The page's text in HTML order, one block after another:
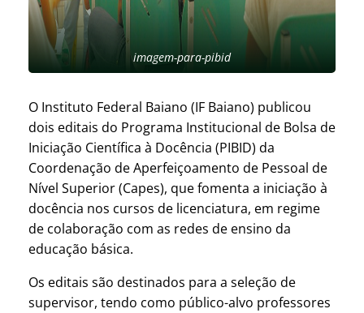
imagem-para-pibid
O Instituto Federal Baiano (IF Baiano) publicou
dois editais do Programa Institucional de Bolsa de
Iniciação Científica à Docência (PIBID) da
Coordenação de Aperfeiçoamento de Pessoal de
Nível Superior (Capes), que fomenta a iniciação à
docência nos cursos de licenciatura, em regime
de colaboração com as redes de ensino da
educação básica.
Os editais são destinados para a seleção de
supervisor, tendo como público-alvo professores